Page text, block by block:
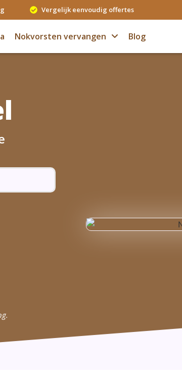
Vergelijk eenvoudig offertes
Nokvorsten vervangen Blog